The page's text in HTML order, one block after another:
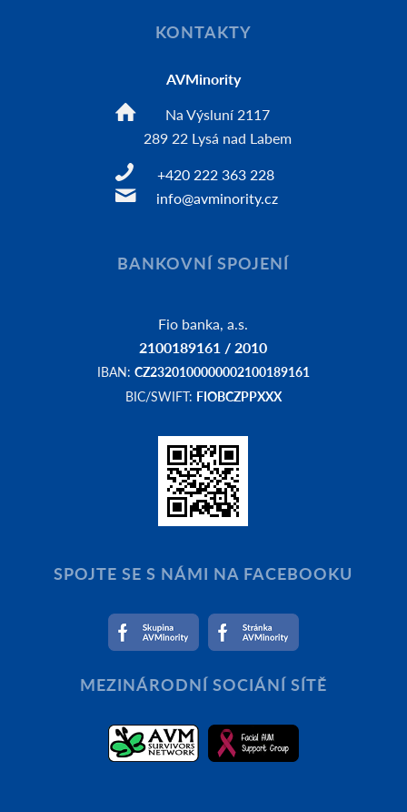
KONTAKTY
AVMinority
Na Výsluní 2117
289 22 Lysá nad Labem
+420 222 363 228
info@avminority.cz
BANKOVNÍ SPOJENÍ
Fio banka, a.s.
2100189161 / 2010
IBAN: CZ2320100000002100189161
BIC/SWIFT: FIOBCZPPXXX
SPOJTE SE S NÁMI NA FACEBOOKU
MEZINÁRODNÍ SOCIÁNÍ SÍTĚ